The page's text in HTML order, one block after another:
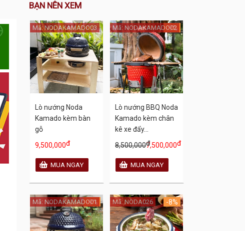
BẠN NÊN XEM
Lò nướng Noda
Kamado kèm bàn
gỗ
9,500,000đ
Mã: NODAKAMADO03
Lò nướng BBQ Noda
Kamado kèm chân
kê xe đẩy...
8,500,000đ
7,500,000đ
-9%
Mã: NODAKAMADO02
-9%
Mã: NODAKAMADO01 -8%
Mã: NODA026